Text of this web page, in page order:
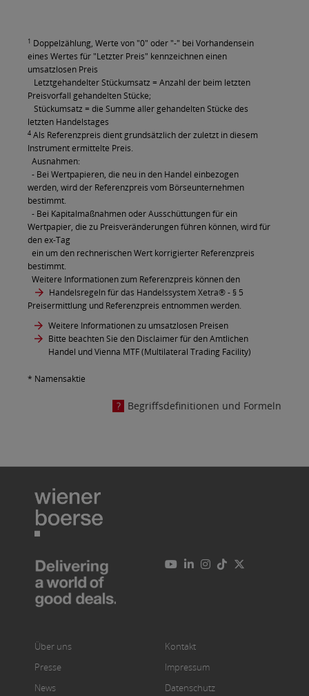
1 Doppelzählung, Werte von "0" oder "-" bei Vorhandensein
eines Wertes für "Letzter Preis" kennzeichnen einen
umsatzlosen Preis
Letztgehandelter Stückumsatz = Anzahl der beim letzten
Preisvorfall gehandelten Stücke;
Stückumsatz = die Summe aller gehandelten Stücke des
letzten Handelstages
4 Als Referenzpreis dient grundsätzlich der zuletzt in diesem
Instrument ermittelte Preis.
Ausnahmen:
- Bei Wertpapieren, die neu in den Handel einbezogen
werden, wird der Referenzpreis vom Börseunternehmen
bestimmt.
- Bei Kapitalmaßnahmen oder Ausschüttungen für ein
Wertpapier, die zu Preisveränderungen führen können, wird für
den ex-Tag
ein um den rechnerischen Wert korrigierter Referenzpreis
bestimmt.
Weitere Informationen zum Referenzpreis können den
Handelsregeln für das Handelssystem Xetra®- § 5
Preisermittlung und Referenzpreis entnommen werden.
Weitere Informationen zu umsatzlosen Preisen
Bitte beachten Sie den Disclaimer für den Amtlichen
Handel und Vienna MTF (Multilateral Trading Facility)
* Namensaktie
Begriffsdefinitionen und Formeln
Über uns
Presse
News
Kontakt
Impressum
Datenschutz